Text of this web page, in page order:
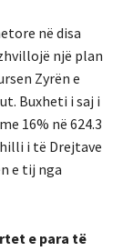
në disa
një plan
Zyrën e
Buxheti i saj i
16% në 624.3
i të Drejtave
e tij nga
e para të